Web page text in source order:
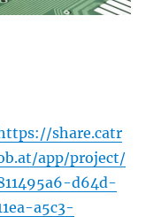
share.catr
app/project/
d64d-
a5c3-